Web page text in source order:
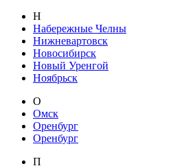
Н
Набережные Челны
Нижневартовск
Новосибирск
Новый Уренгой
Ноябрьск
О
Омск
Оренбург
Оренбург
П